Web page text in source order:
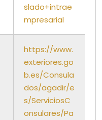
slado+intrae
mpresarial
https://www.
exteriores.go
b.es/Consula
dos/agadir/e
s/ServiciosC
onsulares/Pa